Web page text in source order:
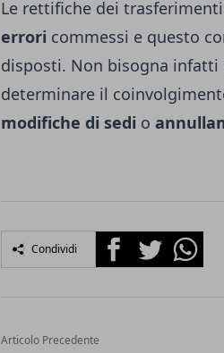
Le rettifiche dei
errori commessi e questo
disposti. Non bisogna infatti
determinare il
modifiche di sedi o
Condividi FacebookTwitter
Articolo Precedente